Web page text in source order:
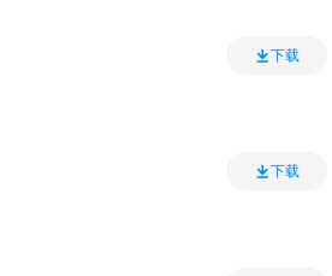
下载
下载